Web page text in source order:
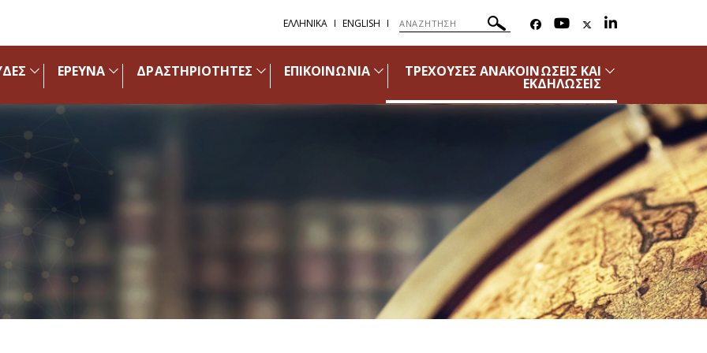
ΕΛΛΗΝΙΚΑ ENGLISH
ΕΡΕΥΝΑ ΔΡΑΣΤΗΡΙΟΤΗΤΕΣ ΕΠΙΚΟΙΝΩΝΙΑ ΤΡΕΧΟΥΣΕΣ ΑΝΑΚΟΙΝΩΣΕΙΣ ΚΑΙ
ΕΚΔΗΛΩΣΕΙΣ